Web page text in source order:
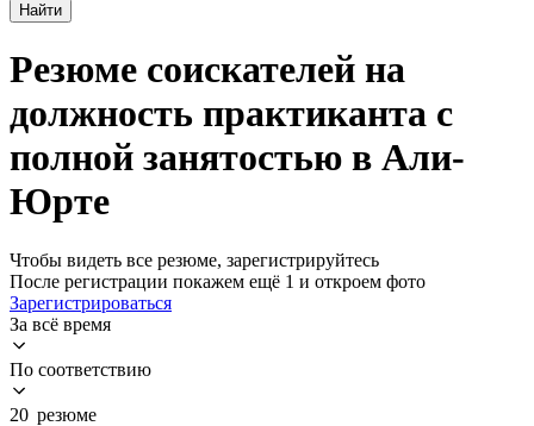
Найти
Резюме соискателей на
должность практиканта с
полной занятостью в Али-
Юрте
Чтобы видеть все резюме, зарегистрируйтесь
После регистрации покажем ещё 1 и откроем фото
Зарегистрироваться
За всё время
По соответствию
20 резюме